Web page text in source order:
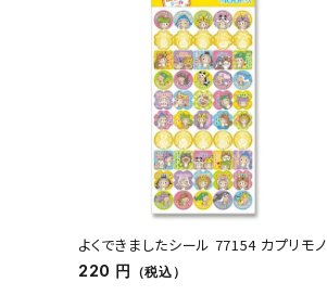
よくできましたシール 77154 カプリモノ
220 円 （税込）